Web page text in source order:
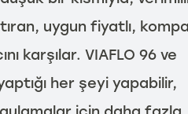
uygun fiyatlı,
karşılar. VIAFLO 96 ve
her şeyi yapabilir,